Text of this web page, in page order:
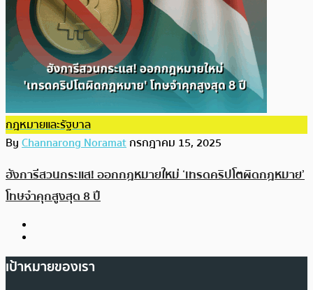
กฎหมายและรัฐบาล
ByChannarong Noramatกรกฎาคม 15, 2025
ฮังการีสวนกระแส! ออกกฎหมายใหม่ ‘เทรดคริปโตผิดกฎหมาย’
โทษจำคุกสูงสุด 8 ปี
เป้าหมายของเรา